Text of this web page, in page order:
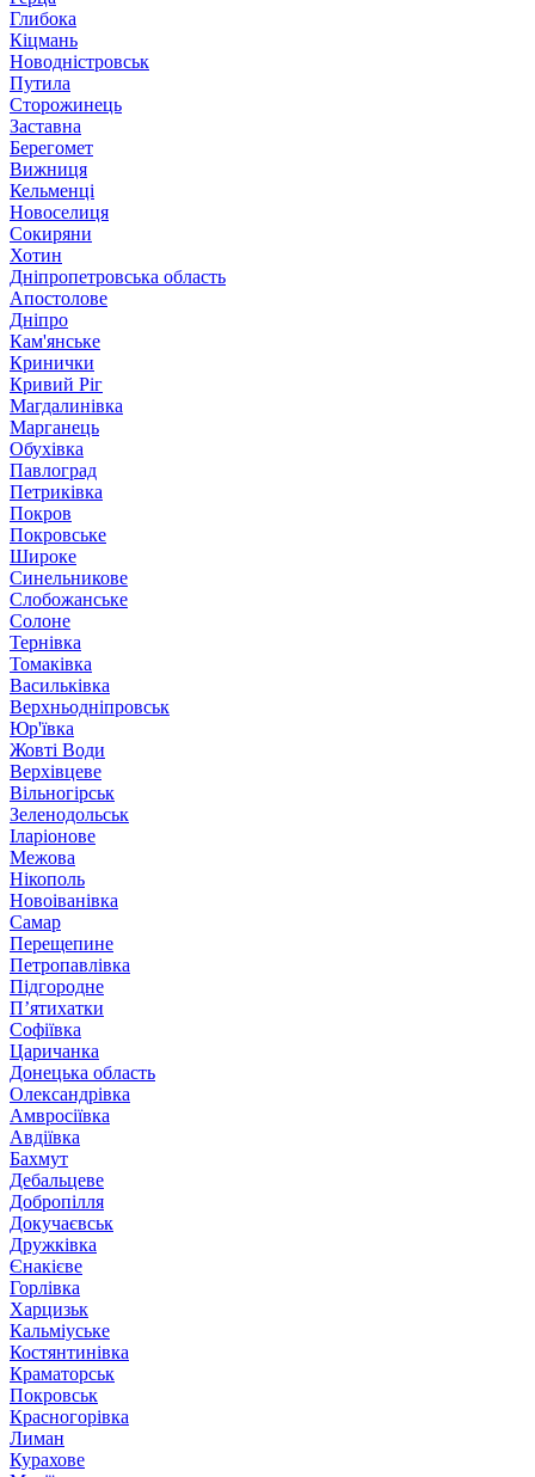
Глибока
Кіцмань
Новодністровськ
Путила
Сторожинець
Заставна
Берегомет
Вижниця
Кельменці
Новоселиця
Сокиряни
Хотин
Дніпропетровська область
Апостолове
Дніпро
Кам'янське
Кринички
Кривий Ріг
Магдалинівка
Марганець
Обухівка
Павлоград
Петриківка
Покров
Покровське
Широке
Синельникове
Слобожанське
Солоне
Тернівка
Томаківка
Васильківка
Верхньодніпровськ
Юр'ївка
Жовті Води
Верхівцеве
Вільногірськ
Зеленодольськ
Іларіонове
Межова
Нікополь
Новоіванівка
Самар
Перещепине
Петропавлівка
Підгородне
П’ятихатки
Софіївка
Царичанка
Донецька область
Олександрівка
Амвросіївка
Авдіївка
Бахмут
Дебальцеве
Добропілля
Докучаєвськ
Дружківка
Єнакієве
Горлівка
Харцизьк
Кальміуське
Костянтинівка
Краматорськ
Покровськ
Красногорівка
Лиман
Курахове